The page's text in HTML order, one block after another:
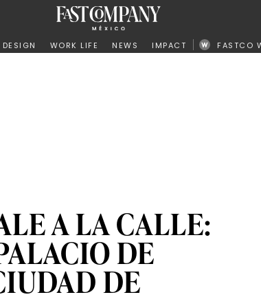
DESIGN WORK LIFE NEWS IMPACT FASTCO
A LA CALLE:
DE
DE